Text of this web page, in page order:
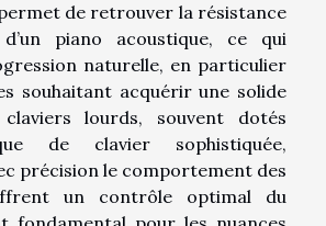
de retrouver la résistance
piano acoustique, ce qui
naturelle, en particulier
souhaitant acquérir une solide
lourds, souvent dotés
de clavier sophistiquée,
précision le comportement des
un contrôle optimal du